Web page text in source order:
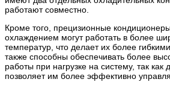
работают совместно.
Кроме того, прецизионные
охлаждением могут работать в более
температур, что делает их более
также способны обеспечивать более
работы при нагрузке на систему, так
позволяет им более эффективно